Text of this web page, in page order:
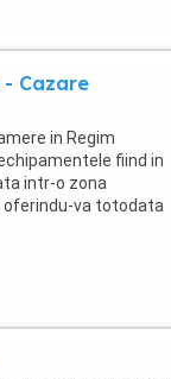
Cazare
in Regim
fiind in
intr-o zona
oferindu-va totodata